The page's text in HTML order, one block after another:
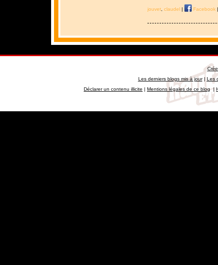
jouvet, claudel| Facebook
Les derniers blogs mis à jour|
Les
Déclarer un contenu illicite
Mentions légales de ce blog|